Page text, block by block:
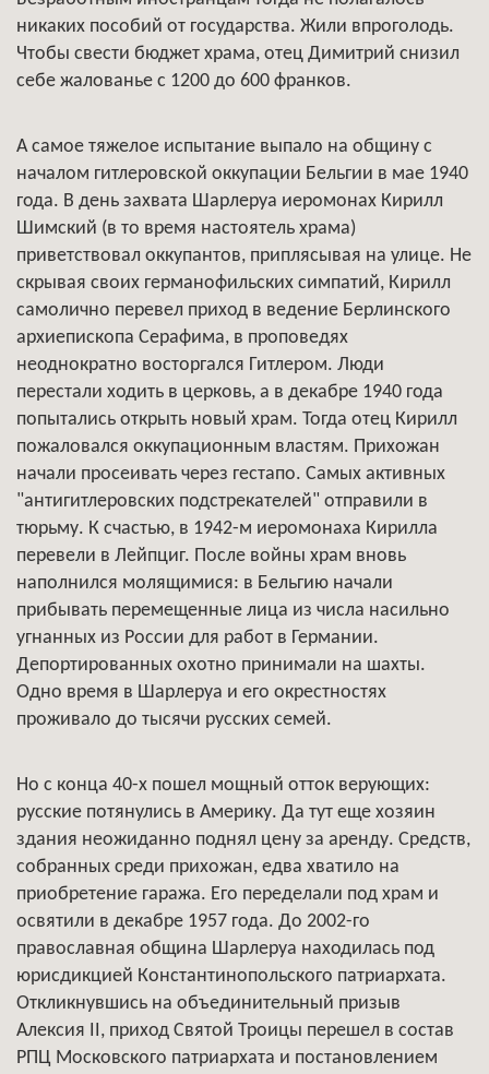
никаких пособий от государства. Жили впроголодь.
Чтобы свести бюджет храма, отец Димитрий снизил
себе жалованье с 1200 до 600 франков.
А самое тяжелое испытание выпало на общину с
началом гитлеровской оккупации Бельгии в мае 1940
года. В день захвата Шарлеруа иеромонах Кирилл
Шимский (в то время настоятель храма)
приветствовал оккупантов, приплясывая на улице. Не
скрывая своих германофильских симпатий, Кирилл
самолично перевел приход в ведение Берлинского
архиепископа Серафима, в проповедях
неоднократно восторгался Гитлером. Люди
перестали ходить в церковь, а в декабре 1940 года
попытались открыть новый храм. Тогда отец Кирилл
пожаловался оккупационным властям. Прихожан
начали просеивать через гестапо. Самых активных
"антигитлеровских подстрекателей" отправили в
тюрьму. К счастью, в 1942-м иеромонаха Кирилла
перевели в Лейпциг. После войны храм вновь
наполнился молящимися: в Бельгию начали
прибывать перемещенные лица из числа насильно
угнанных из России для работ в Германии.
Депортированных охотно принимали на шахты.
Одно время в Шарлеруа и его окрестностях
проживало до тысячи русских семей.
Но с конца 40-х пошел мощный отток верующих:
русские потянулись в Америку. Да тут еще хозяин
здания неожиданно поднял цену за аренду. Средств,
собранных среди прихожан, едва хватило на
приобретение гаража. Его переделали под храм и
освятили в декабре 1957 года. До 2002-го
православная община Шарлеруа находилась под
юрисдикцией Константинопольского патриархата.
Откликнувшись на объединительный призыв
Алексия II, приход Святой Троицы перешел в состав
РПЦ Московского патриархата и постановлением